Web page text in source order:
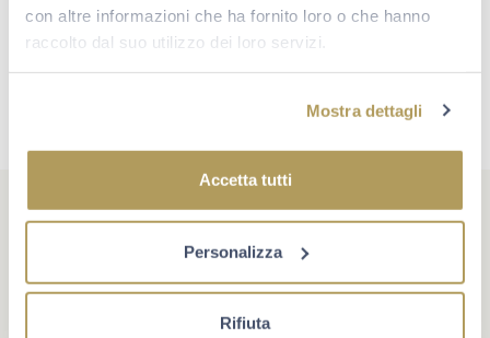
con altre informazioni che ha fornito loro o che hanno
raccolto dal suo utilizzo dei loro servizi.
Mostra dettagli
Accetta tutti
Personalizza
Rifiuta
#berlucchimoments